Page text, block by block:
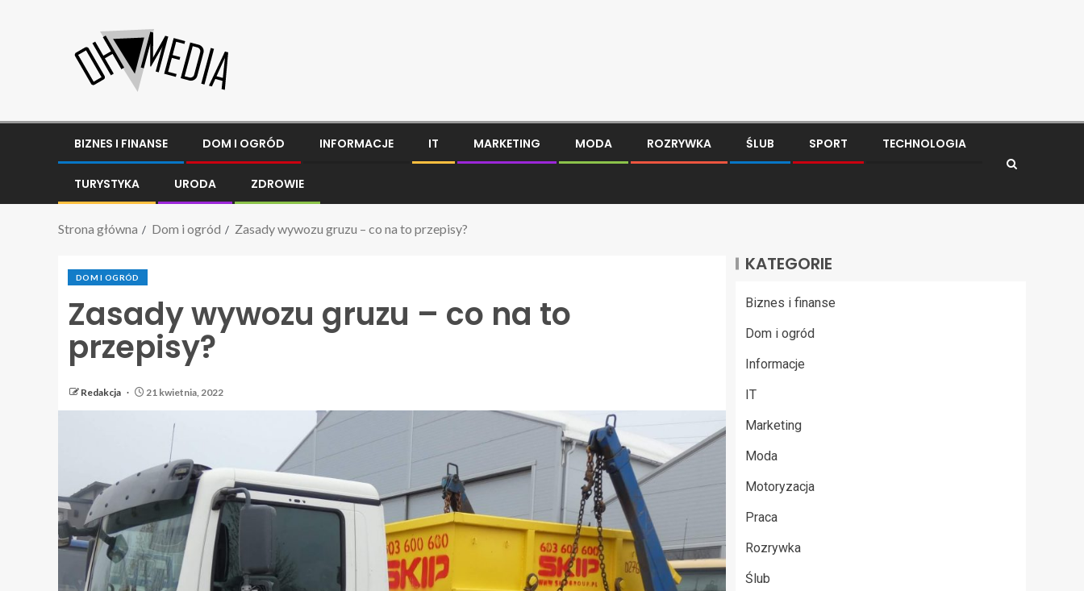
BIZNES I FINANSE DOM I OGRÓD INFORMACJE IT MARKETING MODA ROZRYWKA ŚLUB SPORT TECHNOLOGIA
TURYSTYKA URODA ZDROWIE
Strona główna Dom i ogród Zasady wywozu gruzu – co na to przepisy?
DOM I OGRÓD
Zasady wywozu gruzu – co na to
przepisy?
Redakcja 21 kwietnia, 2022
KATEGORIE
Biznes i finanse
Dom i ogród
Informacje
IT
Marketing
Moda
Motoryzacja
Praca
Rozrywka
Ślub